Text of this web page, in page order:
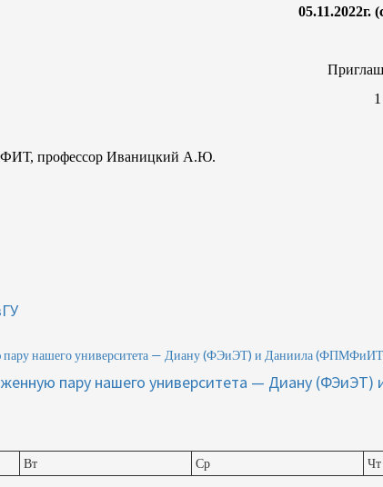
05.11.2022г.
ФПМФИТ, профессор Иваницкий А.Ю.
пару нашего университета — Диану (ФЭиЭТ) и Даниила
пару нашего университета — Диану
Вт Ср Чт